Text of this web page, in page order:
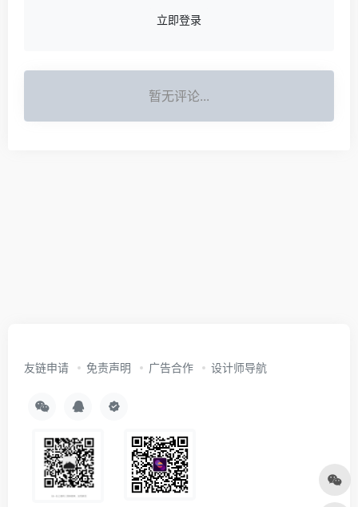
立即登录
暂无评论...
友链申请 免责声明 广告合作 设计师导航